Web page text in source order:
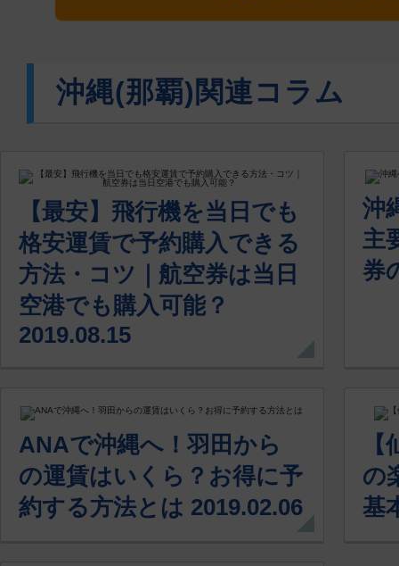
沖縄(那覇)関連コラム
【最安】飛行機を当日でも
格安運賃で予約購入できる
方法・コツ｜航空券は当日
空港でも購入可能？
2019.08.15
沖
主
券
ANAで沖縄へ！羽田から
の運賃はいくら？お得に予
約する方法とは 2019.02.06
の
基